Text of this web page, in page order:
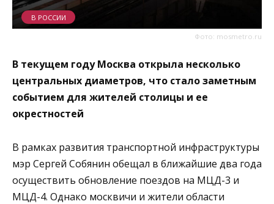
Фото: mosmetro.ru
В РОССИИ
В текущем году Москва открыла несколько
центральных диаметров, что стало заметным
событием для жителей столицы и ее
окрестностей
В рамках развития транспортной инфраструктуры
мэр Сергей Собянин обещал в ближайшие два года
осуществить обновление поездов на МЦД-3 и
МЦД-4. Однако москвичи и жители области